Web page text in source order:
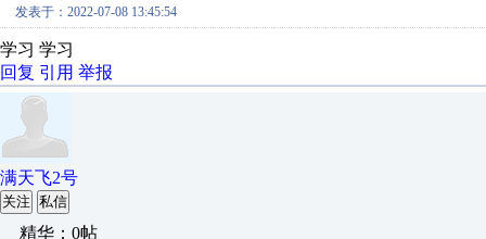
发表于：2022-07-08 13:45:54
学习 学习
回复 引用 举报
满天飞2号
关注 私信
精华：0帖